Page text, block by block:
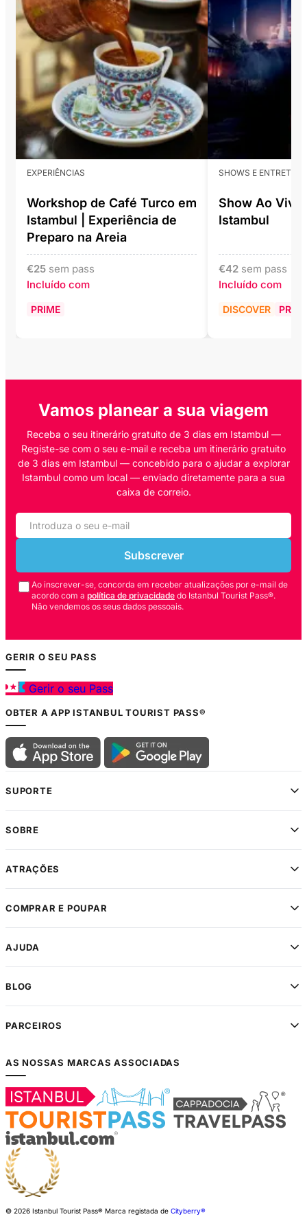
EXPERIÊNCIAS
Workshop de Café Turco em
Istambul | Experiência de
Preparo na Areia
€25 sem pass
Incluído com
PRIME
SHOWS E
Show Ao Vivo
Istambul
€42 sem pass
Incluído com
DISCOVER
Vamos planear a sua viagem
Receba o seu itinerário gratuito de 3 dias em Istambul —
Registe-se com o seu e-mail e receba um itinerário gratuito
de 3 dias em Istambul — concebido para o ajudar a explorar
Istambul como um local — enviado diretamente para a sua
caixa de correio.
Subscrever
Ao inscrever-se, concorda em receber atualizações por e-mail de
acordo com a política de privacidade do Istanbul Tourist Pass®.
Não vendemos os seus dados pessoais.
GERIR O SEU PASS
Gerir o seu Pass
OBTER A APP ISTANBUL TOURIST PASS®
SUPORTE
SOBRE
ATRAÇÕES
COMPRAR E POUPAR
AJUDA
BLOG
PARCEIROS
AS NOSSAS MARCAS ASSOCIADAS
© 2026 Istanbul Tourist Pass® Marca registada de Cityberry®